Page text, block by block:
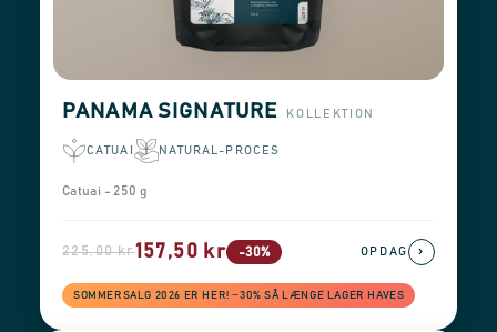
PANAMA SIGNATURE KOLLEKTION
CATUAI NATURAL-PROCES
Catuai - 250 g
225,00 kr157,50 kr -30%
SOMMERSALG 2026 ER HER! −30% SÅ LÆNGE LAGER HAVES
OPDAG ›